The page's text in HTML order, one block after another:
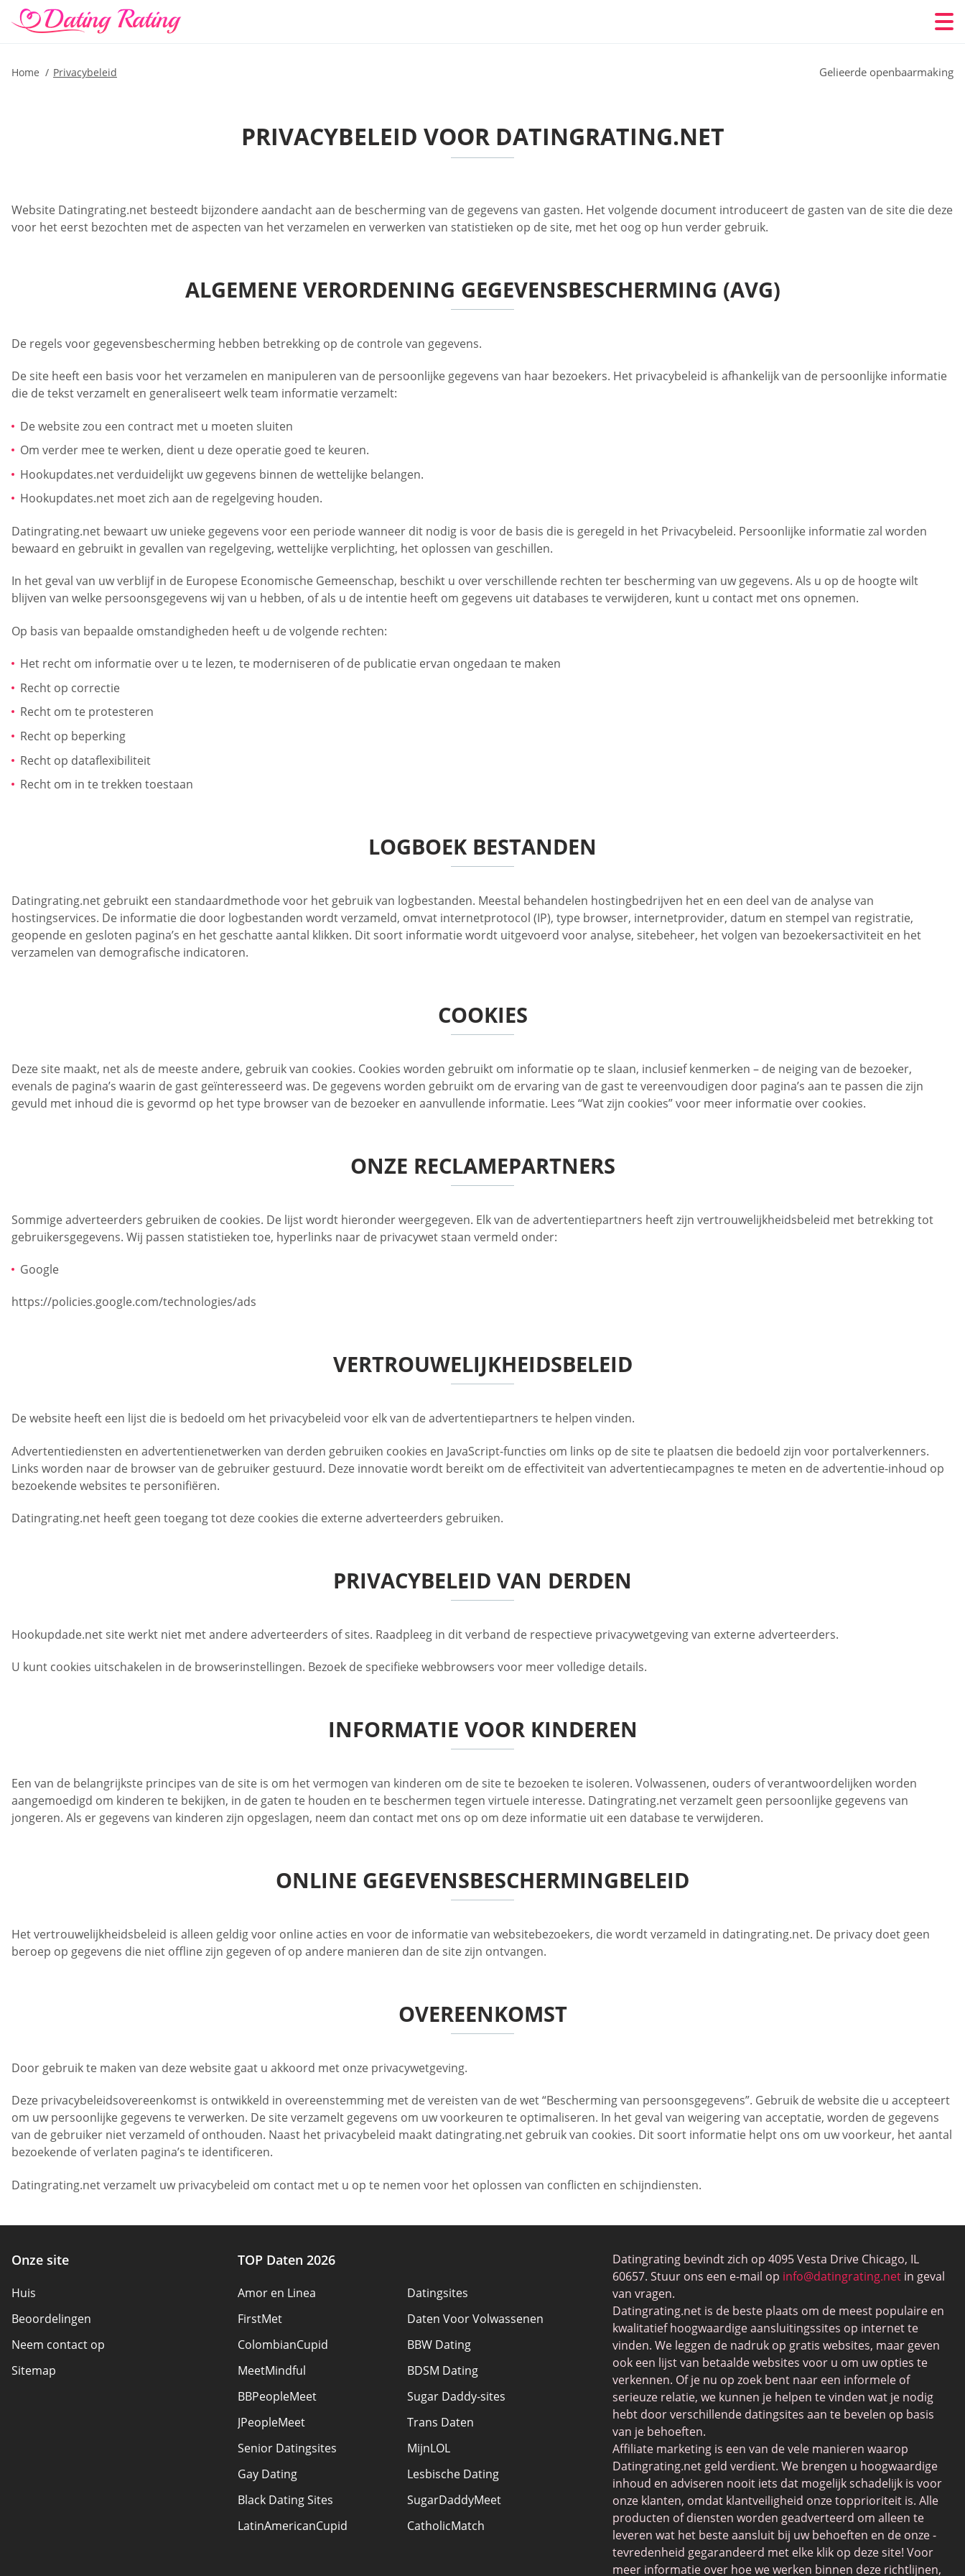
Home Privacybeleid Gelieerde openbaarmaking
PRIVACYBELEID VOOR DATINGRATING.NET
Website Datingrating.net besteedt bijzondere aandacht aan de bescherming van de gegevens van gasten. Het volgende document introduceert de gasten van de site die deze
voor het eerst bezochten met de aspecten van het verzamelen en verwerken van statistieken op de site, met het oog op hun verder gebruik.
ALGEMENE VERORDENING GEGEVENSBESCHERMING (AVG)
De regels voor gegevensbescherming hebben betrekking op de controle van gegevens.
De site heeft een basis voor het verzamelen en manipuleren van de persoonlijke gegevens van haar bezoekers. Het privacybeleid is afhankelijk van de persoonlijke informatie
die de tekst verzamelt en generaliseert welk team informatie verzamelt:
De website zou een contract met u moeten sluiten
Om verder mee te werken, dient u deze operatie goed te keuren.
Hookupdates.net verduidelijkt uw gegevens binnen de wettelijke belangen.
Hookupdates.net moet zich aan de regelgeving houden.
Datingrating.net bewaart uw unieke gegevens voor een periode wanneer dit nodig is voor de basis die is geregeld in het Privacybeleid. Persoonlijke informatie zal worden
bewaard en gebruikt in gevallen van regelgeving, wettelijke verplichting, het oplossen van geschillen.
In het geval van uw verblijf in de Europese Economische Gemeenschap, beschikt u over verschillende rechten ter bescherming van uw gegevens. Als u op de hoogte wilt
blijven van welke persoonsgegevens wij van u hebben, of als u de intentie heeft om gegevens uit databases te verwijderen, kunt u contact met ons opnemen.
Op basis van bepaalde omstandigheden heeft u de volgende rechten:
Het recht om informatie over u te lezen, te moderniseren of de publicatie ervan ongedaan te maken
Recht op correctie
Recht om te protesteren
Recht op beperking
Recht op dataflexibiliteit
Recht om in te trekken toestaan
LOGBOEK BESTANDEN
Datingrating.net gebruikt een standaardmethode voor het gebruik van logbestanden. Meestal behandelen hostingbedrijven het en een deel van de analyse van
hostingservices. De informatie die door logbestanden wordt verzameld, omvat internetprotocol (IP), type browser, internetprovider, datum en stempel van registratie,
geopende en gesloten pagina’s en het geschatte aantal klikken. Dit soort informatie wordt uitgevoerd voor analyse, sitebeheer, het volgen van bezoekersactiviteit en het
verzamelen van demografische indicatoren.
COOKIES
Deze site maakt, net als de meeste andere, gebruik van cookies. Cookies worden gebruikt om informatie op te slaan, inclusief kenmerken – de neiging van de bezoeker,
evenals de pagina’s waarin de gast geïnteresseerd was. De gegevens worden gebruikt om de ervaring van de gast te vereenvoudigen door pagina’s aan te passen die zijn
gevuld met inhoud die is gevormd op het type browser van de bezoeker en aanvullende informatie. Lees “Wat zijn cookies” voor meer informatie over cookies.
ONZE RECLAMEPARTNERS
Sommige adverteerders gebruiken de cookies. De lijst wordt hieronder weergegeven. Elk van de advertentiepartners heeft zijn vertrouwelijkheidsbeleid met betrekking tot
gebruikersgegevens. Wij passen statistieken toe, hyperlinks naar de privacywet staan vermeld onder:
Google
https://policies.google.com/technologies/ads
VERTROUWELIJKHEIDSBELEID
De website heeft een lijst die is bedoeld om het privacybeleid voor elk van de advertentiepartners te helpen vinden.
Advertentiediensten en advertentienetwerken van derden gebruiken cookies en JavaScript-functies om links op de site te plaatsen die bedoeld zijn voor portalverkenners.
Links worden naar de browser van de gebruiker gestuurd. Deze innovatie wordt bereikt om de effectiviteit van advertentiecampagnes te meten en de advertentie-inhoud op
bezoekende websites te personifiëren.
Datingrating.net heeft geen toegang tot deze cookies die externe adverteerders gebruiken.
PRIVACYBELEID VAN DERDEN
Hookupdade.net site werkt niet met andere adverteerders of sites. Raadpleeg in dit verband de respectieve privacywetgeving van externe adverteerders.
U kunt cookies uitschakelen in de browserinstellingen. Bezoek de specifieke webbrowsers voor meer volledige details.
INFORMATIE VOOR KINDEREN
Een van de belangrijkste principes van de site is om het vermogen van kinderen om de site te bezoeken te isoleren. Volwassenen, ouders of verantwoordelijken worden
aangemoedigd om kinderen te bekijken, in de gaten te houden en te beschermen tegen virtuele interesse. Datingrating.net verzamelt geen persoonlijke gegevens van
jongeren. Als er gegevens van kinderen zijn opgeslagen, neem dan contact met ons op om deze informatie uit een database te verwijderen.
ONLINE GEGEVENSBESCHERMINGBELEID
Het vertrouwelijkheidsbeleid is alleen geldig voor online acties en voor de informatie van websitebezoekers, die wordt verzameld in datingrating.net. De privacy doet geen
beroep op gegevens die niet offline zijn gegeven of op andere manieren dan de site zijn ontvangen.
OVEREENKOMST
Door gebruik te maken van deze website gaat u akkoord met onze privacywetgeving.
Deze privacybeleidsovereenkomst is ontwikkeld in overeenstemming met de vereisten van de wet “Bescherming van persoonsgegevens”. Gebruik de website die u accepteert
om uw persoonlijke gegevens te verwerken. De site verzamelt gegevens om uw voorkeuren te optimaliseren. In het geval van weigering van acceptatie, worden de gegevens
van de gebruiker niet verzameld of onthouden. Naast het privacybeleid maakt datingrating.net gebruik van cookies. Dit soort informatie helpt ons om uw voorkeur, het aantal
bezoekende of verlaten pagina’s te identificeren.
Datingrating.net verzamelt uw privacybeleid om contact met u op te nemen voor het oplossen van conflicten en schijndiensten.
Onze site
Huis
Beoordelingen
Neem contact op
Sitemap
TOP Daten 2026
Amor en Linea
Datingsites
FirstMet
Daten Voor Volwassenen
ColombianCupid
BBW Dating
MeetMindful
BDSM Dating
BBPeopleMeet
Sugar Daddy-sites
JPeopleMeet
Trans Daten
Senior Datingsites
MijnLOL
Gay Dating
Lesbische Dating
Black Dating Sites
SugarDaddyMeet
LatinAmericanCupid
CatholicMatch
Datingrating bevindt zich op 4095 Vesta Drive Chicago, IL
60657. Stuur ons een e-mail op info@datingrating.net in geval
van vragen.
Datingrating.net is de beste plaats om de meest populaire en
kwalitatief hoogwaardige aansluitingssites op internet te
vinden. We leggen de nadruk op gratis websites, maar geven
ook een lijst van betaalde websites voor u om uw opties te
verkennen. Of je nu op zoek bent naar een informele of
serieuze relatie, we kunnen je helpen te vinden wat je nodig
hebt door verschillende datingsites aan te bevelen op basis
van je behoeften.
Affiliate marketing is een van de vele manieren waarop
Datingrating.net geld verdient. We brengen u hoogwaardige
inhoud en adviseren nooit iets dat mogelijk schadelijk is voor
onze klanten, omdat klantveiligheid onze topprioriteit is. Alle
producten of diensten worden geadverteerd om alleen te
leveren wat het beste aansluit bij uw behoeften en de onze -
tevredenheid gegarandeerd met elke klik op deze site! Voor
meer informatie over hoe we werken binnen deze richtlijnen,